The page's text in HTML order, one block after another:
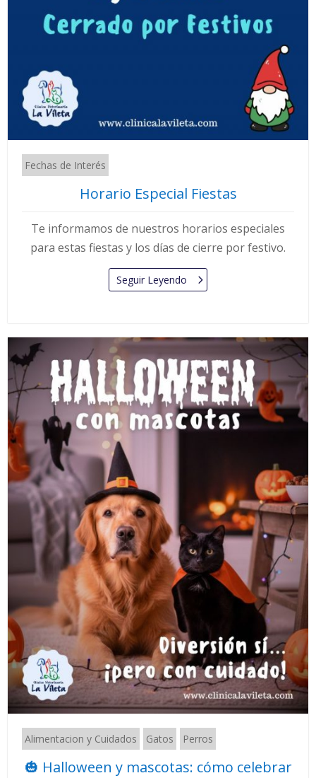
Fechas de Interés
Horario Especial Fiestas
Te informamos de nuestros horarios especiales
para estas fiestas y los días de cierre por festivo.
Seguir Leyendo
Alimentacion y Cuidados Gatos Perros
🎃 Halloween y mascotas: cómo celebrar